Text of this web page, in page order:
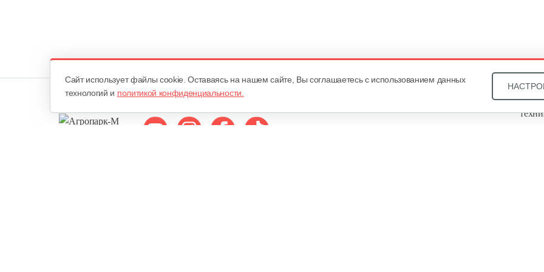
Cайт использует файлы cookie. Оставаясь на нашем сайте, Вы соглашаетесь с использованием данных
технологий и политикой конфиденциальности.